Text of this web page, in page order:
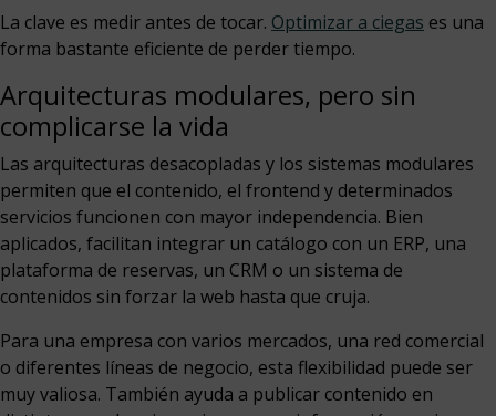
La clave es medir antes de tocar. Optimizar a ciegas es una
forma bastante eficiente de perder tiempo.
Arquitecturas modulares, pero sin
complicarse la vida
Las arquitecturas desacopladas y los sistemas modulares
permiten que el contenido, el frontend y determinados
servicios funcionen con mayor independencia. Bien
aplicados, facilitan integrar un catálogo con un ERP, una
plataforma de reservas, un CRM o un sistema de
contenidos sin forzar la web hasta que cruja.
Para una empresa con varios mercados, una red comercial
o diferentes líneas de negocio, esta flexibilidad puede ser
muy valiosa. También ayuda a publicar contenido en